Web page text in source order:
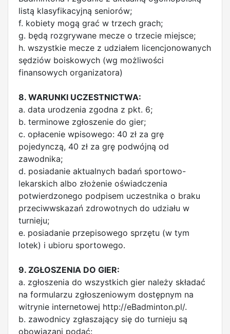
listą klasyfikacyjną seniorów;
f. kobiety mogą grać w trzech grach;
g. będą rozgrywane mecze o trzecie miejsce;
h. wszystkie mecze z udziałem licencjonowanych
sędziów boiskowych (wg możliwości
finansowych organizatora)
8. WARUNKI UCZESTNICTWA:
a. data urodzenia zgodna z pkt. 6;
b. terminowe zgłoszenie do gier;
c. opłacenie wpisowego: 40 zł za grę
pojedynczą, 40 zł za grę podwójną od
zawodnika;
d. posiadanie aktualnych badań sportowo-
lekarskich albo złożenie oświadczenia
potwierdzonego podpisem uczestnika o braku
przeciwwskazań zdrowotnych do udziału w
turnieju;
e. posiadanie przepisowego sprzętu (w tym
lotek) i ubioru sportowego.
9. ZGŁOSZENIA DO GIER:
a. zgłoszenia do wszystkich gier należy składać
na formularzu zgłoszeniowym dostępnym na
witrynie internetowej http://eBadminton.pl/.
b. zawodnicy zgłaszający się do turnieju są
obowiązani podać: